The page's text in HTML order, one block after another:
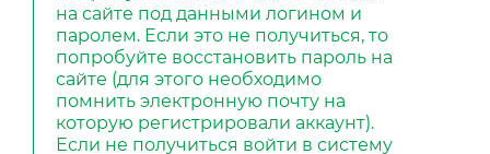
на сайте под данными логином и
паролем. Если это не получиться, то
попробуйте восстановить пароль на
сайте (для этого необходимо
помнить электронную почту на
которую регистрировали аккаунт).
Если не получиться войти в систему